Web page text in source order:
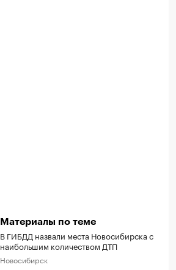
Материалы по теме
В ГИБДД назвали места Новосибирска с
наибольшим количеством ДТП
Новосибирск